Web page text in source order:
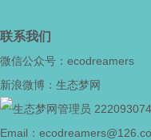
联系我们
微信公众号：ecodreamers
新浪微博：生态梦网
Email：